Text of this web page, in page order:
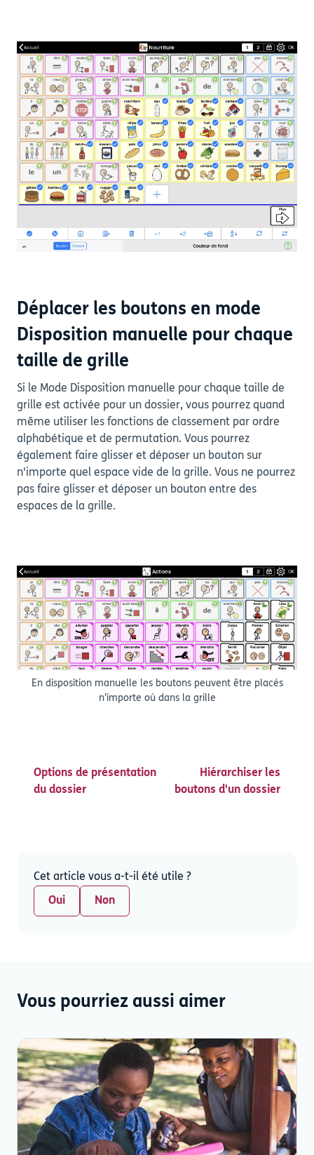
Déplacer les boutons en mode
Disposition manuelle pour chaque
taille de grille
Si le Mode Disposition manuelle pour chaque taille de
grille est activée pour un dossier, vous pourrez quand
même utiliser les fonctions de classement par ordre
alphabétique et de permutation. Vous pourrez
également faire glisser et déposer un bouton sur
n'importe quel espace vide de la grille. Vous ne pourrez
pas faire glisser et déposer un bouton entre des
espaces de la grille.
En disposition manuelle les boutons peuvent être placés
n'importe où dans la grille
Options de présentation
du dossier
Hiérarchiser les
boutons d'un dossier
Cet article vous a-t-il été utile ?
Oui Non
Vous pourriez aussi aimer